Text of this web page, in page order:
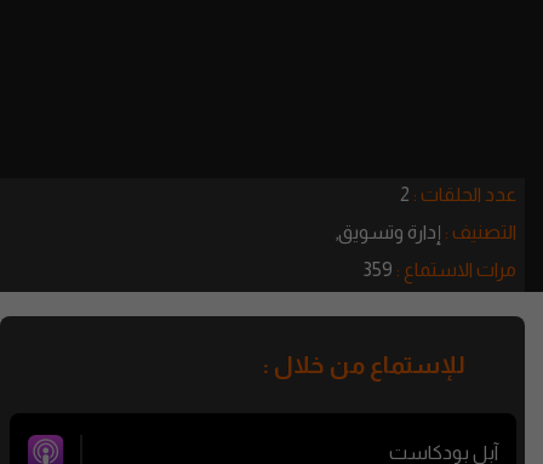
عدد الحلقات : 2
التصنيف : إدارة وتسويق,
مرات الاستماع : 359
للإستماع من خلال :
آبل بودكاست